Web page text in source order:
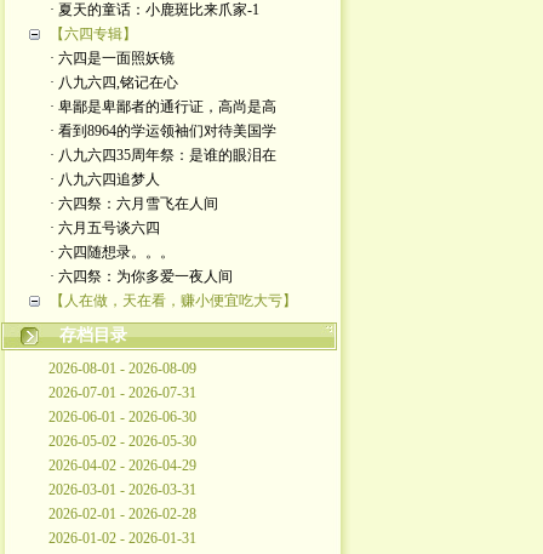
· 夏天的童话：小鹿斑比来爪家-1
【六四专辑】
· 六四是一面照妖镜
· 八九六四,铭记在心
· 卑鄙是卑鄙者的通行证，高尚是高
· 看到8964的学运领袖们对待美国学
· 八九六四35周年祭：是谁的眼泪在
· 八九六四追梦人
· 六四祭：六月雪飞在人间
· 六月五号谈六四
· 六四随想录。。。
· 六四祭：为你多爱一夜人间
【人在做，天在看，赚小便宜吃大亏】
存档目录
2026-08-01 - 2026-08-09
2026-07-01 - 2026-07-31
2026-06-01 - 2026-06-30
2026-05-02 - 2026-05-30
2026-04-02 - 2026-04-29
2026-03-01 - 2026-03-31
2026-02-01 - 2026-02-28
2026-01-02 - 2026-01-31